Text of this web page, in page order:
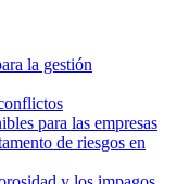
la gestión
para las empresas
de riesgos en